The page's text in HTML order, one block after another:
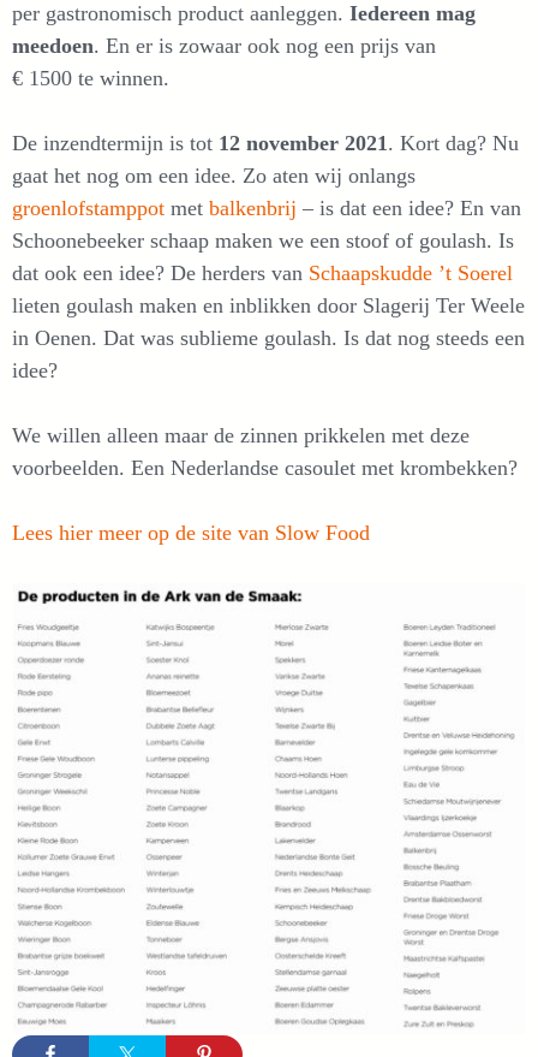
per gastronomisch product aanleggen. Iedereen mag
meedoen. En er is zowaar ook nog een prijs van
€ 1500 te winnen.
De inzendtermijn is tot 12 november 2021. Kort dag? Nu
gaat het nog om een idee. Zo aten wij onlangs
groenlofstamppot met balkenbrij – is dat een idee? En van
Schoonebeeker schaap maken we een stoof of goulash. Is
dat ook een idee? De herders van Schaapskudde ’t Soerel
lieten goulash maken en inblikken door Slagerij Ter Weele
in Oenen. Dat was sublieme goulash. Is dat nog steeds een
idee?
We willen alleen maar de zinnen prikkelen met deze
voorbeelden. Een Nederlandse casoulet met krombekken?
Lees hier meer op de site van Slow Food